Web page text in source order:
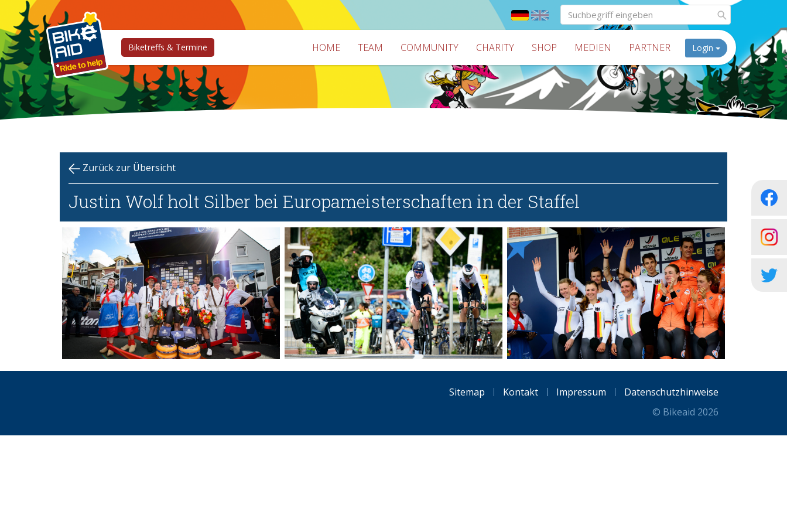
Biketreffs & Termine HOME TEAM COMMUNITY CHARITY SHOP MEDIEN PARTNER Login
Zurück zur Übersicht
Justin Wolf holt Silber bei Europameisterschaften in der Staffel
Sitemap Kontakt Impressum
Datenschutzhinweise
© Bikeaid 2026